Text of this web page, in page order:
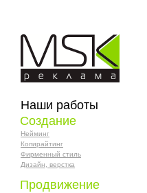
MSK-реклама
Наши работы
Создание
Нейминг
Копирайтинг
Фирменный стиль
Дизайн, верстка
Продвижение